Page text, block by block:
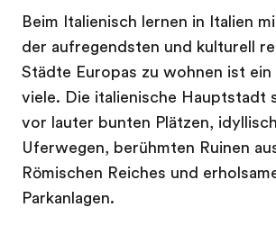
Beim Italienisch lernen in Italien
der aufregendsten und kulturell
Städte Europas zu wohnen ist ein
viele. Die italienische Hauptstadt
vor lauter bunten Plätzen,
Uferwegen, berühmten Ruinen
Römischen Reiches und
Parkanlagen.